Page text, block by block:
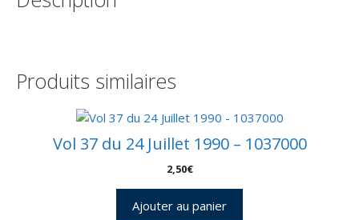
3
–
C
43
Produits similaires
Vol 37 du 24 Juillet 1990 – 1037000
2,50€
Ajouter au panier